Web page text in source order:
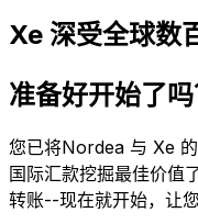
Xe 深受全球数
准备好开始了吗
您已将Nordea 与 Xe
国际汇款挖掘最佳价值
转账--现在就开始，让